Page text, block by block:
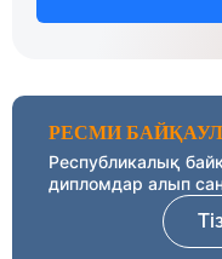
РЕСМИ
Республикалық
дипломдар алып